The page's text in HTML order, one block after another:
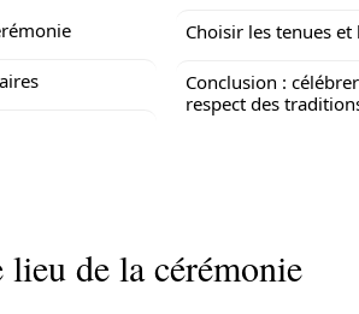
Choisir les tenues et
Conclusion :
respect des
de la cérémonie